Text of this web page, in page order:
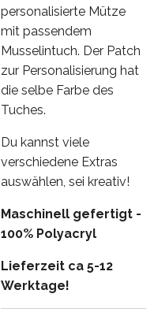
personalisierte Mütze
mit passendem
Musselintuch. Der Patch
zur Personalisierung hat
die selbe Farbe des
Tuches.
Du kannst viele
verschiedene Extras
auswählen, sei kreativ!
Maschinell gefertigt -
100% Polyacryl
Lieferzeit ca 5-12
Werktage!